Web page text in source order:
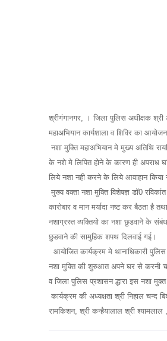
श्रीगंगानगर, । जिला पुलिस अधीक्षक श्री
महाअभियान कार्यशाला व शिविर का
नशा मुक्ति महाअभियान मे मुख्य अतिथि
के नशे मे लिपित होने के कारण ही अपराध
लिये नशा नही करने के लिये आवाहान किया
मुख्य वक्ता नशा मुक्ति विशेषज्ञ डॉ0
कारोबार व मान मर्यादा नष्ट कर बैठता है
नशाग्रस्त व्यक्तियो का नशा छुडवाने के
छुडवाने की सामुहिक शपथ दिलवाई गई।
आयोजित कार्यक्रम मे थानाधिकारी
नशा मुक्ति की शुरुआत अपने घर से करनी
व जिला पुलिस प्रशासन द्धारा इस नशा
कार्यक्रम की अध्यक्षता श्री निहाल चन्द
रामकिशन, श्री कन्हैयालाल श्री